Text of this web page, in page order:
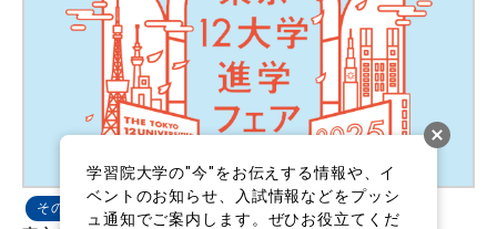
その他 入試・入学 学習院大学について
学習院大学の"今"をお伝えする情報や、イ
ベントのお知らせ、入試情報などをプッシ
ュ通知でご案内します。ぜひお役立てくだ